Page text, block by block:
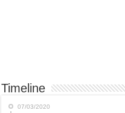
Timeline
07/03/2020